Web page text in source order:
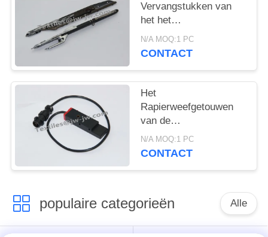
Vervangstukken van
het het
Rapierweefgetouw van
Vamatex van de
N/A MOQ:1 PC
CONTACT
Het
Rapierweefgetouwen
van de
sensorschakelaar ROJ
50 euro 26 Vamatex
N/A MOQ:1 PC
CONTACT
populaire categorieën Alle